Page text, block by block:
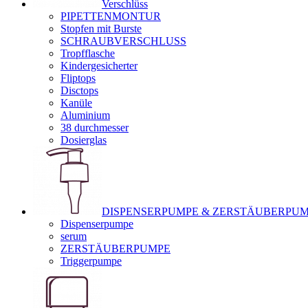
Verschlüss
PIPETTENMONTUR
Stopfen mit Burste
SCHRAUBVERSCHLUSS
Tropfflasche
Kindergesicherter
Fliptops
Disctops
Kanüle
Aluminium
38 durchmesser
Dosierglas
DISPENSERPUMPE &
Dispenserpumpe
serum
ZERSTÄUBERPUMPE
Triggerpumpe